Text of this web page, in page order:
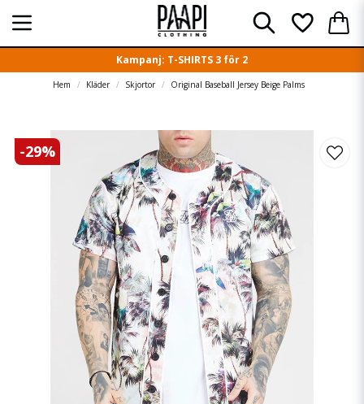
Kampanj: T-SHIRTS 3 för 2
Hem Kläder Skjortor Original Baseball Jersey Beige Palms
-29%